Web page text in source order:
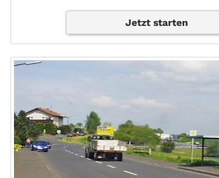
Jetzt starten